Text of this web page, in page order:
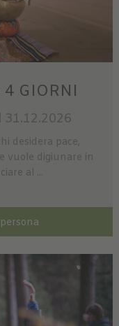
4 GIORNI
31.12.2026
desidera pace,
vuole digiunare in
al ...